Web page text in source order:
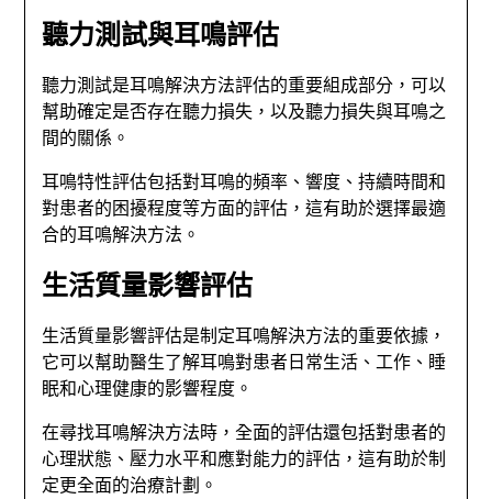
聽力測試與耳鳴評估
聽力測試是耳鳴解決方法評估的重要組成部分，可以
幫助確定是否存在聽力損失，以及聽力損失與耳鳴之
間的關係。
耳鳴特性評估包括對耳鳴的頻率、響度、持續時間和
對患者的困擾程度等方面的評估，這有助於選擇最適
合的耳鳴解決方法。
生活質量影響評估
生活質量影響評估是制定耳鳴解決方法的重要依據，
它可以幫助醫生了解耳鳴對患者日常生活、工作、睡
眠和心理健康的影響程度。
在尋找耳鳴解決方法時，全面的評估還包括對患者的
心理狀態、壓力水平和應對能力的評估，這有助於制
定更全面的治療計劃。